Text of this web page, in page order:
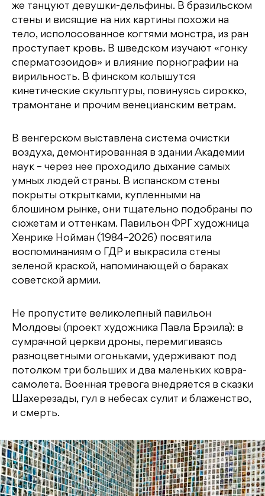
же танцуют девушки-дельфины. В бразильском
стены и висящие на них картины похожи на
тело, исполосованное когтями монстра, из ран
проступает кровь. В шведском изучают «гонку
сперматозоидов» и влияние порнографии на
вирильность. В финском колышутся
кинетические скульптуры, повинуясь сирокко,
трамонтане и прочим венецианским ветрам.
В венгерском выставлена система очистки
воздуха, демонтированная в здании Академии
наук – через нее проходило дыхание самых
умных людей страны. В испанском стены
покрыты открытками, купленными на
блошином рынке, они тщательно подобраны по
сюжетам и оттенкам. Павильон ФРГ художница
Хенрике Нойман (1984–2026) посвятила
воспоминаниям о ГДР и выкрасила стены
зеленой краской, напоминающей о бараках
советской армии.
Не пропустите великолепный павильон
Молдовы (проект художника Павла Брэила): в
сумрачной церкви дроны, перемигиваясь
разноцветными огоньками, удерживают под
потолком три больших и два маленьких ковра-
самолета. Военная тревога внедряется в сказки
Шахерезады, гул в небесах сулит и блаженство,
и смерть.